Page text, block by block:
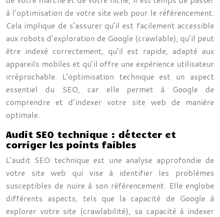
à l’optimisation de votre site web pour le référencement.
Cela implique de s’assurer qu’il est facilement accessible
aux robots d’exploration de Google (crawlable), qu’il peut
être indexé correctement, qu’il est rapide, adapté aux
appareils mobiles et qu’il offre une expérience utilisateur
irréprochable. L’optimisation technique est un aspect
essentiel du SEO, car elle permet à Google de
comprendre et d’indexer votre site web de manière
optimale.
Audit SEO technique : détecter et
corriger les points faibles
L’audit SEO technique est une analyse approfondie de
votre site web qui vise à identifier les problèmes
susceptibles de nuire à son référencement. Elle englobe
différents aspects, tels que la capacité de Google à
explorer votre site (crawlabilité), sa capacité à indexer